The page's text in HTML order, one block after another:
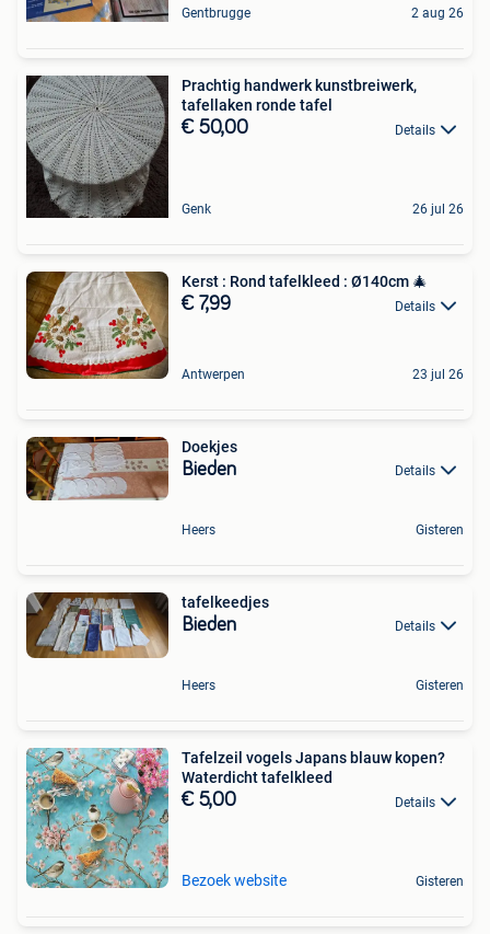
Gentbrugge 2 aug 26
Prachtig handwerk kunstbreiwerk,
tafellaken ronde tafel
€ 50,00 Details
Genk 26 jul 26
Kerst : Rond tafelkleed : Ø140cm 🎄
€ 7,99 Details
Antwerpen 23 jul 26
Doekjes
Bieden Details
Heers Gisteren
tafelkeedjes
Bieden Details
Heers Gisteren
Tafelzeil vogels Japans blauw kopen?
Waterdicht tafelkleed
€ 5,00 Details
Bezoek website Gisteren